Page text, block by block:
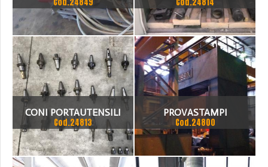
ATTREZZATURA VARIA DA
FRESATURA ISO 50
CONI PORTAUTENSILI
MANDRINI DIN 69871
Cod.24813
PROVASTAMPI
Cod.24800